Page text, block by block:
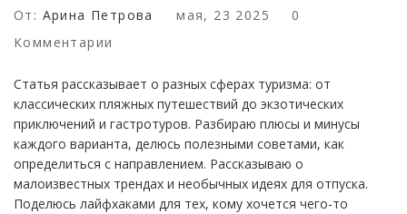
От: Арина Петрова мая, 23 2025
0
Комментарии
Статья рассказывает о разных сферах туризма: от
классических пляжных путешествий до экзотических
приключений и гастротуров. Разбираю плюсы и минусы
каждого варианта, делюсь полезными советами, как
определиться с направлением. Рассказываю о
малоизвестных трендах и необычных идеях для отпуска.
Поделюсь лайфхаками для тех, кому хочется чего-то